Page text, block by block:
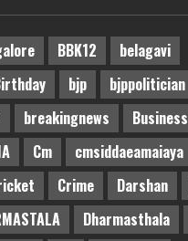
BBK12
belagavi
bjp
bjppolitician
breakingnews
Business
Cm
cmsiddaeamaiaya
Crime Darshan
Dharmasthala